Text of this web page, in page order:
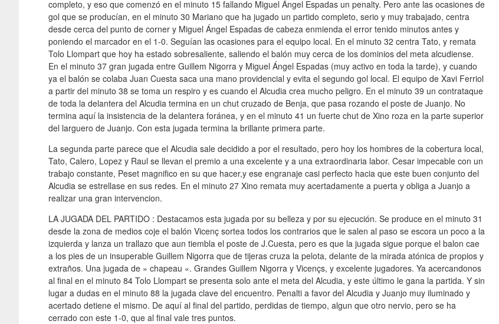
completo, y eso que comenzó en el minuto 15 fallando Miguel Ángel Espadas un penalty. Pero ante las ocasiones de
gol que se producían, en el minuto 30 Mariano que ha jugado un partido completo, serio y muy trabajado, centra
desde cerca del punto de corner y Miguel Ángel Espadas de cabeza enmienda el error tenido minutos antes y
poniendo el marcador en el 1-0. Seguían las ocasiones para el equipo local. En el minuto 32 centra Tato, y remata
Tolo Llompart que hoy ha estado sobresaliente, saliendo el balón muy cerca de los dominios del meta alcudiense.
En el minuto 37 gran jugada entre Guillem Nigorra y Miguel Ángel Espadas (muy activo en toda la tarde), y cuando
ya el balón se colaba Juan Cuesta saca una mano providencial y evita el segundo gol local. El equipo de Xavi Ferriol
a partir del minuto 38 se toma un respiro y es cuando el Alcudia crea mucho peligro. En el minuto 39 un contrataque
de toda la delantera del Alcudia termina en un chut cruzado de Benja, que pasa rozando el poste de Juanjo. No
termina aquí la insistencia de la delantera foránea, y en el minuto 41 un fuerte chut de Xino roza en la parte superior
del larguero de Juanjo. Con esta jugada termina la brillante primera parte.
La segunda parte parece que el Alcudia sale decidido a por el resultado, pero hoy los hombres de la cobertura local,
Tato, Calero, Lopez y Raul se llevan el premio a una excelente y a una extraordinaria labor. Cesar impecable con un
trabajo constante, Peset magnifico en su que hacer,y ese engranaje casi perfecto hacia que este buen conjunto del
Alcudia se estrellase en sus redes. En el minuto 27 Xino remata muy acertadamente a puerta y obliga a Juanjo a
realizar una gran intervencion.
LA JUGADA DEL PARTIDO : Destacamos esta jugada por su belleza y por su ejecución. Se produce en el minuto 31
desde la zona de medios coje el balón Vicenç sortea todos los contrarios que le salen al paso se escora un poco a la
izquierda y lanza un trallazo que aun tiembla el poste de J.Cuesta, pero es que la jugada sigue porque el balon cae
a los pies de un insuperable Guillem Nigorra que de tijeras cruza la pelota, delante de la mirada atónica de propios y
extraños. Una jugada de » chapeau «. Grandes Guillem Nigorra y Vicençs, y excelente jugadores. Ya acercandonos
al final en el minuto 84 Tolo Llompart se presenta solo ante el meta del Alcudia, y este último le gana la partida. Y sin
lugar a dudas en el minuto 88 la jugada clave del encuentro. Penalti a favor del Alcudia y Juanjo muy iluminado y
acertado detiene el mismo. De aquí al final del partido, perdidas de tiempo, algun que otro nervio, pero se ha
cerrado con este 1-0, que al final vale tres puntos.